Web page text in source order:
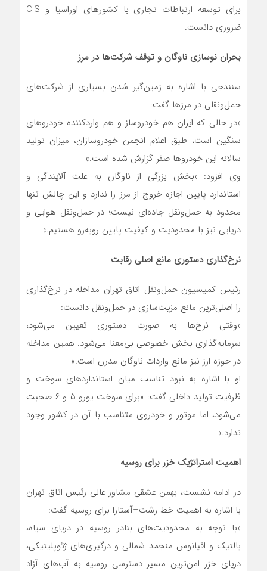
برای توسعه ارتباطات تجاری با کشورهای اوراسیا و CIS
ضروری دانست.
بحران نوسازی ناوگان و توقف شرکت‌ها در مرز
سنندجی با اشاره به زمین‌گیر شدن بسیاری از شرکت‌های
حمل‌ونقلی در مرزها گفت:
«در حالی که ایران هم خودروساز و هم واردکننده خودروهای
سنگین است، طبق اعلام انجمن خودروسازان، میزان تولید
سالانه این خودروها صفر گزارش شده است.»
وی افزود: «بخش بزرگی از ناوگان به علت آلایندگی و
استاندارد پایین اجازه خروج از مرز را ندارد و این چالش تنها
محدود به حمل‌ونقل جاده‌ای نیست؛ در حمل‌ونقل هوایی و
دریایی نیز با محدودیت و کیفیت پایین روبه‌رو هستیم.»
نرخ‌گذاری دستوری مانع اصلی رقابت
رئیس کمیسیون حمل‌ونقل اتاق تهران مداخله در نرخ‌گذاری
را اصلی‌ترین مانع مزیت‌سازی در حمل‌ونقل دانست:
«وقتی نرخ‌ها به صورت دستوری تعیین می‌شود،
سرمایه‌گذاری بخش خصوصی بی‌معنا می‌شود. همین مداخله
در حوزه ارز نیز مانع واردات ناوگان مدرن است.»
او با اشاره به نبود تناسب میان استانداردهای سوخت و
ظرفیت تولید داخلی گفت: «برای سوخت یورو ۵ و ۶ صحبت
می‌شود، اما موتور و خودروی متناسب با آن در کشور وجود
ندارد.»
اهمیت استراتژیک خزر برای روسیه
در ادامه نشست، بهمن عشقی مشاور عالی رئیس اتاق تهران
با اشاره به اهمیت خط رشت–آستارا برای روسیه گفت:
«با توجه به محدودیت‌های بنادر روسیه در دریای سیاه،
بالتیک و اقیانوس منجمد شمالی و درگیری‌های ژئوپلیتیکی،
دریای خزر امن‌ترین مسیر دسترسی روسیه به آب‌های آزاد